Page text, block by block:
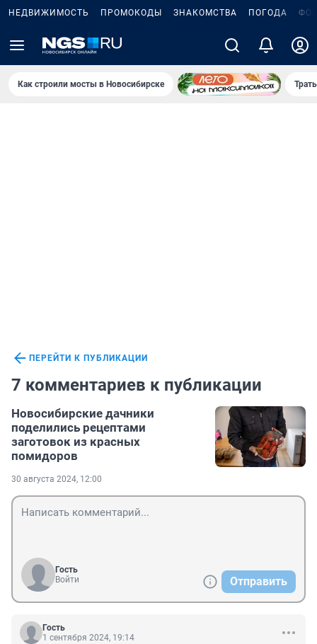
НЕДВИЖИМОСТЬ ПРОМОКОДЫ ЗНАКОМСТВА ПОГОДА
Как строили мосты в Новосибирске
ПЕРЕЙТИ К ПУБЛИКАЦИИ
7 комментариев к публикации
Новосибирские дачники
поделились рецептами
заготовок из красных
помидоров
30 августа 2024, 12:00
Гость
Войти
Отправить
Гость
1 сентября 2024, 19:14